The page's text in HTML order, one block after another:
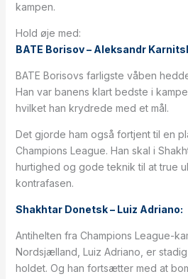
kampen.
Hold øje med:
BATE Borisov – Aleksandr
BATE Borisovs farligste våben
Han var banens klart bedste i
hvilket han krydrede med et mål.
Det gjorde ham også fortjent til en
Champions League. Han skal i
hurtighed og gode teknik til at true
kontrafasen.
Shakhtar Donetsk – Luiz Adriano:
Antihelten fra Champions League-
Nordsjælland, Luiz Adriano, er
holdet. Og han fortsætter med at